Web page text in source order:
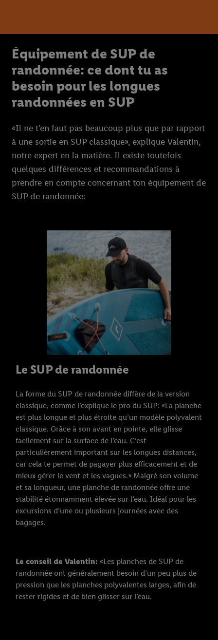
Équipement de SUP de
randonnée: ce dont tu as
besoin pour les longues
randonnées en SUP
«Il ne t’en faut pas beaucoup plus que par rapport
à une sortie en SUP classique», explique Valentin,
notre expert en la matière. Il existe toutefois
quelques différences et recommandations à
prendre en compte concernant ton équipement de
SUP de randonnée:
Le SUP de randonnée
La forme du SUP de randonnée diffère de la version
classique, comme l’explique le pro du SUP: «La planche
est plus longue et plus étroite qu’un modèle polyvalent
classique. Grâce à son avant en pointe, elle glisse
facilement sur la surface de l’eau. C’est
particulièrement important sur les longues distances,
car cela te permet de pagayer plus efficacement et de
mieux gérer le vent et les vagues.» Malgré son volume
et sa longueur, une planche de randonnée offre une
stabilité étonnamment élevée sur l’eau. Idéal pour les
excursions d’une ou plusieurs journées avec des
bagages.
Le conseil de Valentin: «Les planches de SUP de
randonnée ont généralement besoin d’un peu plus de
pression que les planches polyvalentes larges, afin de
rester rigides et de bien glisser sur l’eau.